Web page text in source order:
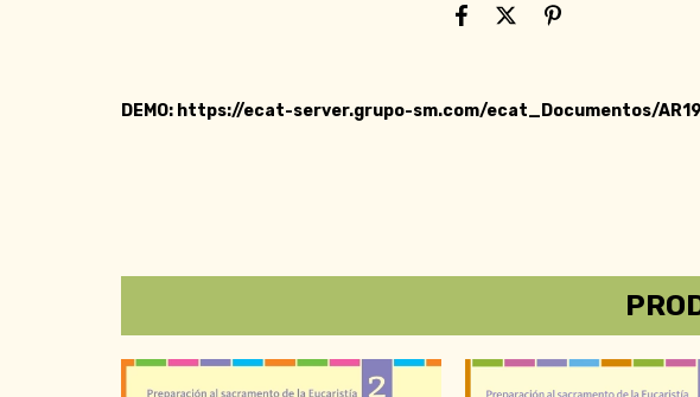
DEMO: https://ecat-server.grupo-sm.com/ecat_Documentos/